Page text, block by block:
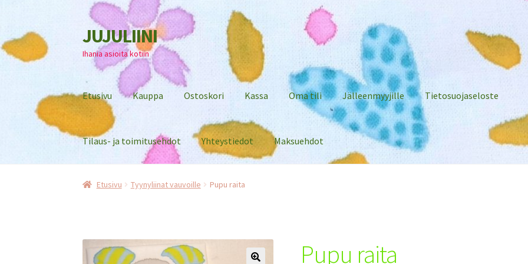
Siirry
navigointiin
Siirry
sisältöön
JUJULIINI
Ihania asioita kotiin
Etusivu Kauppa Ostoskori Kassa Oma tili Jälleenmyyjille Tietosuojaseloste
Tilaus- ja toimitusehdot Yhteystiedot Maksuehdot
Etusivu Tyynyliinat vauvoille Pupu raita
Pupu raita